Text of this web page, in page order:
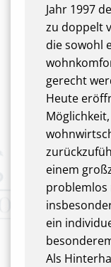
Jahr 1997
zu doppelt
die sowohl
gerecht
Heute
einem
ein
Als